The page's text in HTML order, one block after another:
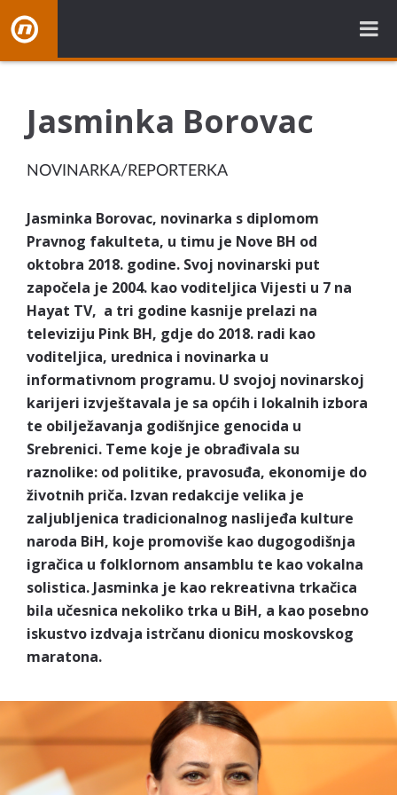
Jasminka Borovac
NOVINARKA/REPORTERKA
Jasminka Borovac, novinarka s diplomom
Pravnog fakulteta, u timu je Nove BH od
oktobra 2018. godine. Svoj novinarski put
započela je 2004. kao voditeljica Vijesti u 7 na
Hayat TV, a tri godine kasnije prelazi na
televiziju Pink BH, gdje do 2018. radi kao
voditeljica, urednica i novinarka u
informativnom programu. U svojoj novinarskoj
karijeri izvještavala je sa općih i lokalnih izbora
te obilježavanja godišnjice genocida u
Srebrenici. Teme koje je obrađivala su
raznolike: od politike, pravosuđa, ekonomije do
životnih priča. Izvan redakcije velika je
zaljubljenica tradicionalnog naslijeđa kulture
naroda BiH, koje promoviše kao dugogodišnja
igračica u folklornom ansamblu te kao vokalna
solistica. Jasminka je kao rekreativna trkačica
bila učesnica nekoliko trka u BiH, a kao posebno
iskustvo izdvaja istrčanu dionicu moskovskog
maratona.